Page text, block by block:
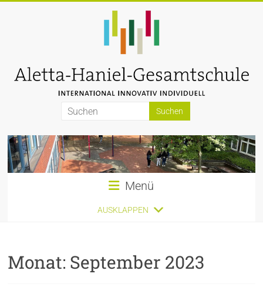
Aletta-
Haniel-
Gesamtschule
Menü
AUSKLAPPEN
Monat: September 2023